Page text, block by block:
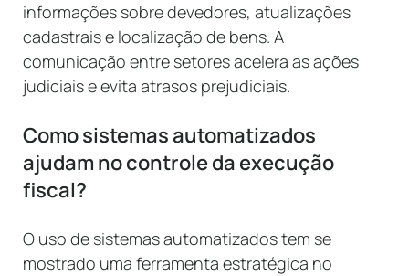
informações sobre devedores, atualizações
cadastrais e localização de bens. A
comunicação entre setores acelera as ações
judiciais e evita atrasos prejudiciais.
Como sistemas automatizados
ajudam no controle da execução
fiscal?
O uso de sistemas automatizados tem se
mostrado uma ferramenta estratégica no